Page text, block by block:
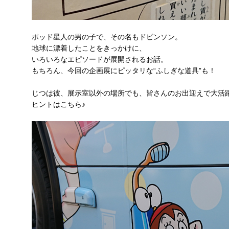
ポッド星人の男の子で、その名もドビンソン。
地球に漂着したことをきっかけに、
いろいろなエピソードが展開されるお話。
もちろん、今回の企画展にピッタリな“ふしぎな道具”も！
じつは彼、展示室以外の場所でも、皆さんのお出迎えで大活
ヒントはこちら♪